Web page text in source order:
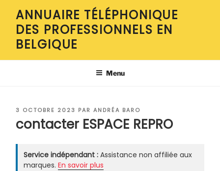
contenu
principal
ANNUAIRE TÉLÉPHONIQUE
DES PROFESSIONNELS EN
BELGIQUE
Menu
PUBLIÉ
3 OCTOBRE 2023 PAR ANDRÉA BARO
contacter ESPACE REPRO
Service indépendant : Assistance non affiliée aux
marques. En savoir plus